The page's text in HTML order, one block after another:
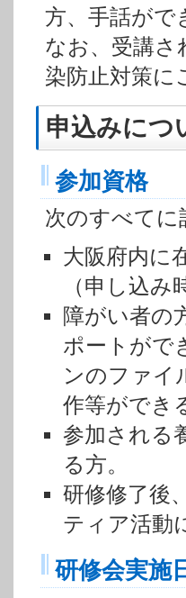
方、手話がで
なお、受講さ
染防止対策に
申込みにつ
参加資格
次のすべてに
大阪府内に
（申し込み
障がい者の
ポートがで
ンのファイ
作等ができ
参加される
る方。
研修修了後
ティア活動
研修会実施